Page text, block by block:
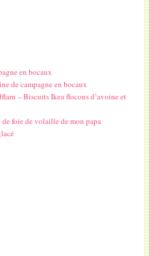
en bocaux
de campagne en bocaux
– Biscuits Ikea flocons d’avoine et
de foie de volaille de mon papa